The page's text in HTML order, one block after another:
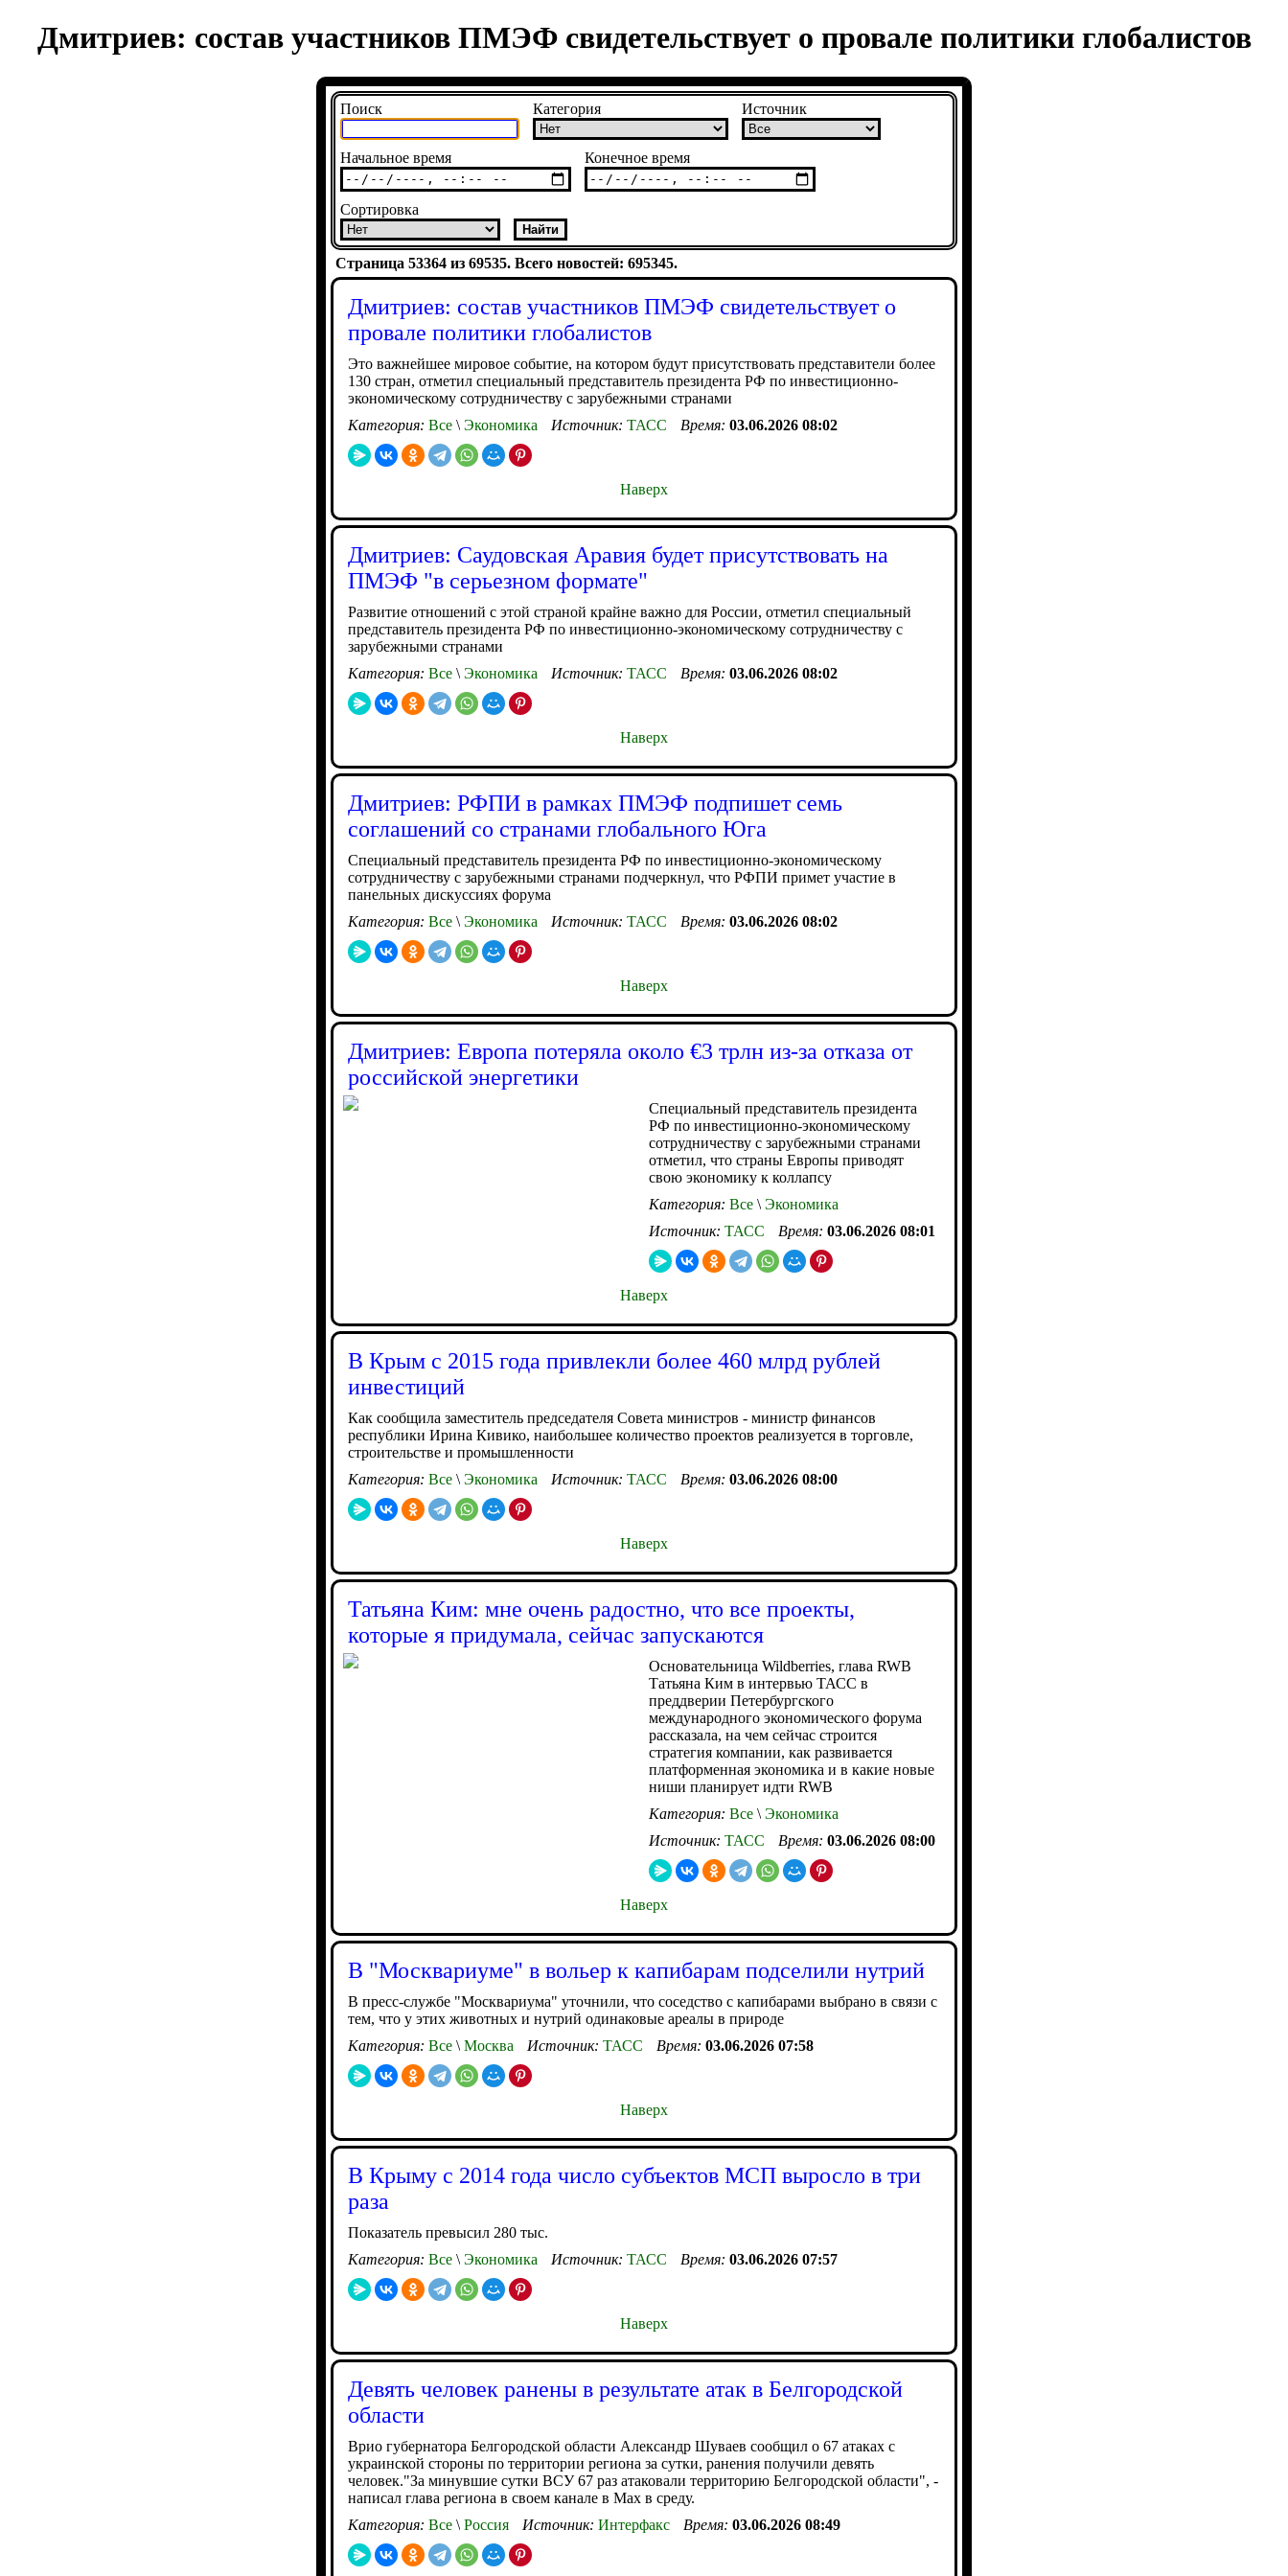
Дмитриев: состав участников ПМЭФ свидетельствует о провале политики глобалистов
Поиск Категория Источник
Начальное время Конечное время
Сортировка
Страница 53364 из 69535. Всего новостей: 695345.
Дмитриев: состав участников ПМЭФ свидетельствует о
провале политики глобалистов
Это важнейшее мировое событие, на котором будут присутствовать представители более
130 стран, отметил специальный представитель президента РФ по инвестиционно-
экономическому сотрудничеству с зарубежными странами
Категория: Все \ Экономика Источник: ТАСС Время: 03.06.2026 08:02
Наверх
Дмитриев: Саудовская Аравия будет присутствовать на
ПМЭФ "в серьезном формате"
Развитие отношений с этой страной крайне важно для России, отметил специальный
представитель президента РФ по инвестиционно-экономическому сотрудничеству с
зарубежными странами
Категория: Все \ Экономика Источник: ТАСС Время: 03.06.2026 08:02
Наверх
Дмитриев: РФПИ в рамках ПМЭФ подпишет семь
соглашений со странами глобального Юга
Специальный представитель президента РФ по инвестиционно-экономическому
сотрудничеству с зарубежными странами подчеркнул, что РФПИ примет участие в
панельных дискуссиях форума
Категория: Все \ Экономика Источник: ТАСС Время: 03.06.2026 08:02
Наверх
Дмитриев: Европа потеряла около €3 трлн из-за отказа от
российской энергетики
Специальный представитель президента
РФ по инвестиционно-экономическому
сотрудничеству с зарубежными странами
отметил, что страны Европы приводят
свою экономику к коллапсу
Категория: Все \ Экономика
Источник: ТАСС Время: 03.06.2026 08:01
Наверх
В Крым с 2015 года привлекли более 460 млрд рублей
инвестиций
Как сообщила заместитель председателя Совета министров - министр финансов
республики Ирина Кивико, наибольшее количество проектов реализуется в торговле,
строительстве и промышленности
Категория: Все \ Экономика Источник: ТАСС Время: 03.06.2026 08:00
Наверх
Татьяна Ким: мне очень радостно, что все проекты,
которые я придумала, сейчас запускаются
Основательница Wildberries, глава RWB
Татьяна Ким в интервью ТАСС в
преддверии Петербургского
международного экономического форума
рассказала, на чем сейчас строится
стратегия компании, как развивается
платформенная экономика и в какие новые
ниши планирует идти RWB
Категория: Все \ Экономика
Источник: ТАСС Время: 03.06.2026 08:00
Наверх
В "Москвариуме" в вольер к капибарам подселили нутрий
В пресс-службе "Москвариума" уточнили, что соседство с капибарами выбрано в связи с
тем, что у этих животных и нутрий одинаковые ареалы в природе
Категория: Все \ Москва Источник: ТАСС Время: 03.06.2026 07:58
Наверх
В Крыму с 2014 года число субъектов МСП выросло в три
раза
Показатель превысил 280 тыс.
Категория: Все \ Экономика Источник: ТАСС Время: 03.06.2026 07:57
Наверх
Девять человек ранены в результате атак в Белгородской
области
Врио губернатора Белгородской области Александр Шуваев сообщил о 67 атаках с
украинской стороны по территории региона за сутки, ранения получили девять
человек."За минувшие сутки ВСУ 67 раз атаковали территорию Белгородской области", -
написал глава региона в своем канале в Мах в среду.
Категория: Все \ Россия Источник: Интерфакс Время: 03.06.2026 08:49